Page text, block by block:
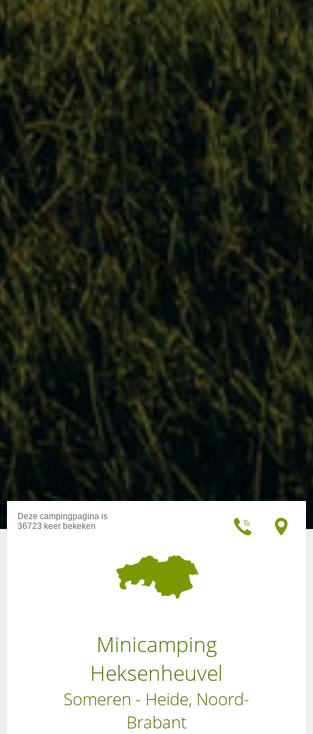
Deze campingpagina is
36723 keer bekeken
Minicamping
Heksenheuvel
Someren - Heide, Noord-
Brabant